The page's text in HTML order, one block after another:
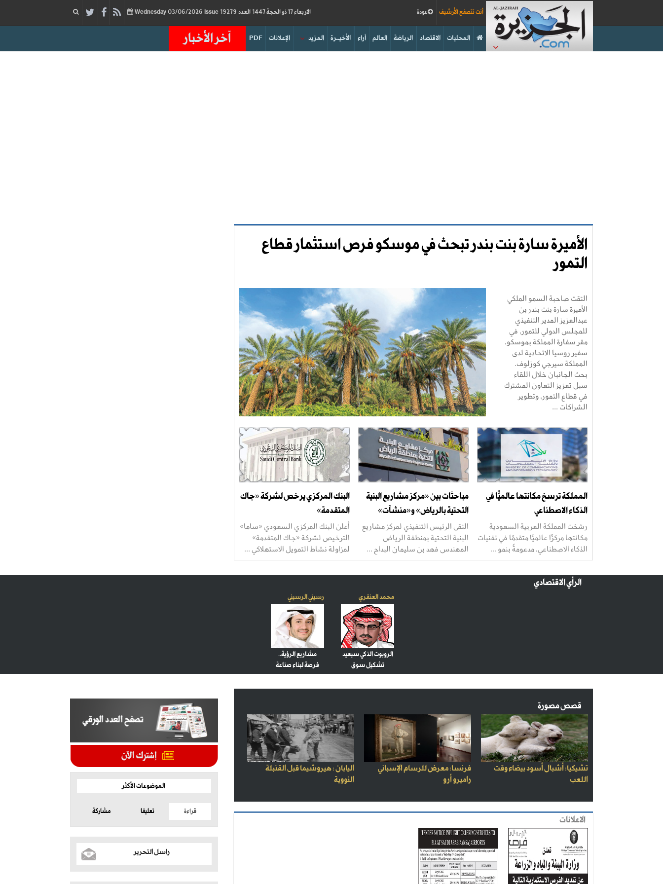
الاربعاء 17 ذو الحجة 1447 العدد 19279 03/06/2026 Issue عودة أنت تتصفح الأرشيف
آخر الأخبار PDF الإعلانات المزيد الأخيــرة آراء العالم الرياضة الاقتصاد المحليات
الأميرة سارة بنت بندر تبحث في موسكو فرص استثمار قطاع
التمور
التقت صاحبة السمو الملكي
الأميرة سارة بنت بندر بن
عبدالعزيز المدير التنفيذي
للمجلس الدولي للتمور، في
مقر سفارة المملكة بموسكو،
سفير روسيا الاتحادية لدى
المملكة سيرجي كوزلوف.
بحث الجانبان خلال اللقاء
سبل تعزيز التعاون المشترك
في قطاع التمور، وتطوير
الشراكات ...
المملكة ترسخ مكانتها عالميًّا في
الذكاء الاصطناعي
رسّخت المملكة العربية السعودية
مكانتها مركزًا عالميًّا متقدمًا في تقنيات
الذكاء الاصطناعي، مدعومةً بنمو ...
مباحثات بين «مركز مشاريع البنية
التحتية بالرياض» و«منشآت»
التقى الرئيس التنفيذي لمركز مشاريع
البنية التحتية بمنطقة الرياض
المهندس فهد بن سليمان البداح ...
البنك المركزي يرخص لشركة «جاك
المتقدمة»
أعلن البنك المركزي السعودي «ساما»
الترخيص لشركة «جاك المتقدمة»
لمزاولة نشاط التمويل الاستهلاكي ...
الرأي الاقتصادي
محمد العنقري
الروبوت الذكي سيعيد
تشكيل سوق
رسيني الرسيني
مشاريع الرؤية..
فرصة لبناء صناعة
قصص مصورة
تشيكيا: أشبال أسود بيضاء وقت
اللعب
فرنسا: معرض للرسام الإسباني
راميرو أرو
اليابان : هيروشيما قبل القنبلة
النووية
الاعلانات
الموضوعات الأكثر
قراءة تعليقا مشاركة
راسل التحرير